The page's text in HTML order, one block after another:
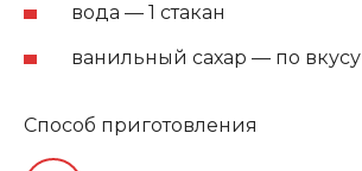
вода — 1 стакан
ванильный сахар — по вкусу
Способ приготовления